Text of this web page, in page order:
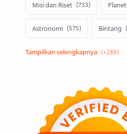
Misi dan Riset Planet
Astronomi Bintang
Alam semesta Galaksi
Tata Surya
Hype Astronot